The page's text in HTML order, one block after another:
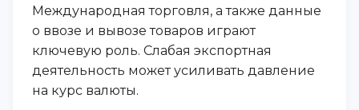
Международная торговля, а также данные
о ввозе и вывозе товаров играют
ключевую роль. Слабая экспортная
деятельность может усиливать давление
на курс валюты.